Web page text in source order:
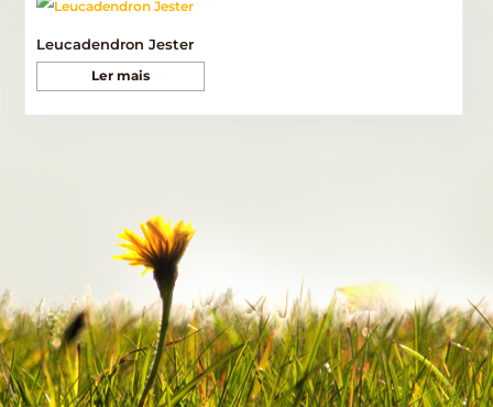
Leucadendron Jester
Ler mais